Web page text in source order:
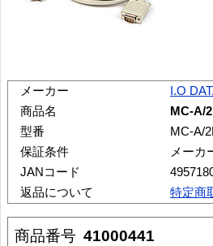
メーカー
I.O
商品名
MC-A/
型番
MC-A/
保証条件
メーカ
JANコード
返品について
特定商
商品番号 41000441